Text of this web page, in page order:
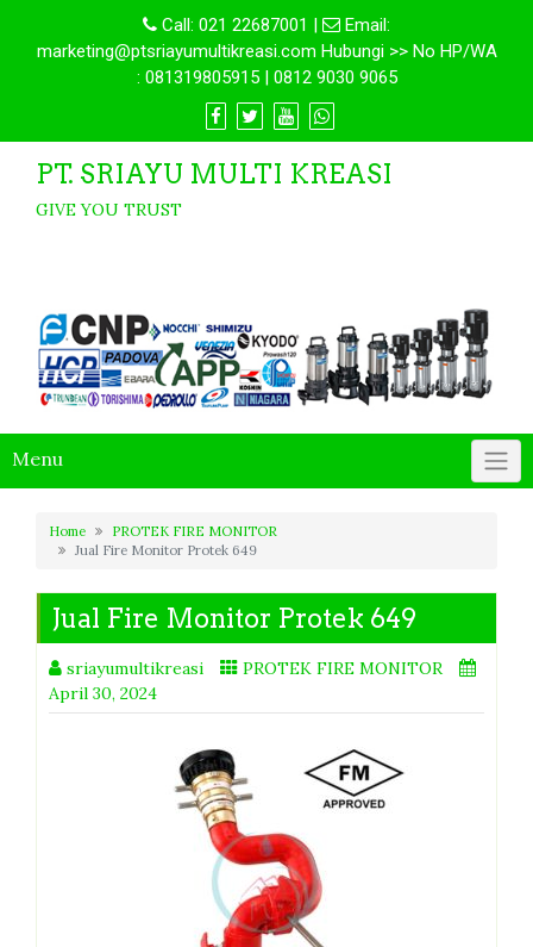
Call: 021 22687001 |
Email:
marketing@ptsriayumultikreasi.com Hubungi >> No HP/WA
: 081319805915 | 0812 9030 9065
PT. SRIAYU MULTI KREASI
GIVE YOU TRUST
Menu
Home
PROTEK FIRE MONITOR
Jual Fire Monitor Protek 649
Jual Fire Monitor Protek 649
sriayumultikreasi
PROTEK FIRE MONITOR
April 30, 2024